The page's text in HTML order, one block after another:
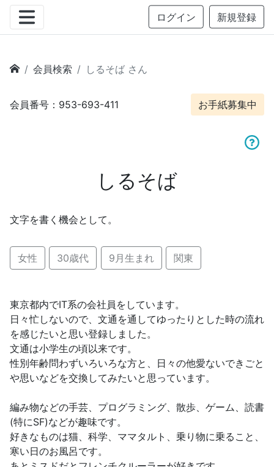
ログイン 新規登録
会員検索 しるそば さん
会員番号：953-693-411 お手紙募集中
しるそば
文字を書く機会として。
女性 30歳代 9月生まれ 関東
東京都内でIT系の会社員をしています。
日々忙しないので、文通を通してゆったりとした時の流れ
を感じたいと思い登録しました。
文通は小学生の頃以来です。
性別年齢問わずいろいろな方と、日々の他愛ないできごと
や思いなどを交換してみたいと思っています。
編み物などの手芸、プログラミング、散歩、ゲーム、読書
(特にSF)などが趣味です。
好きなものは猫、科学、ママタルト、乗り物に乗ること、
寒い日のお風呂です。